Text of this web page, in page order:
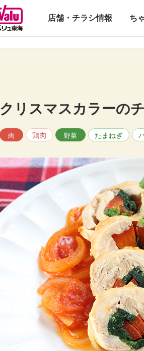
店舗・チラシ情報 ち
クリスマスカラーの
肉 鶏肉 野菜 たまねぎ